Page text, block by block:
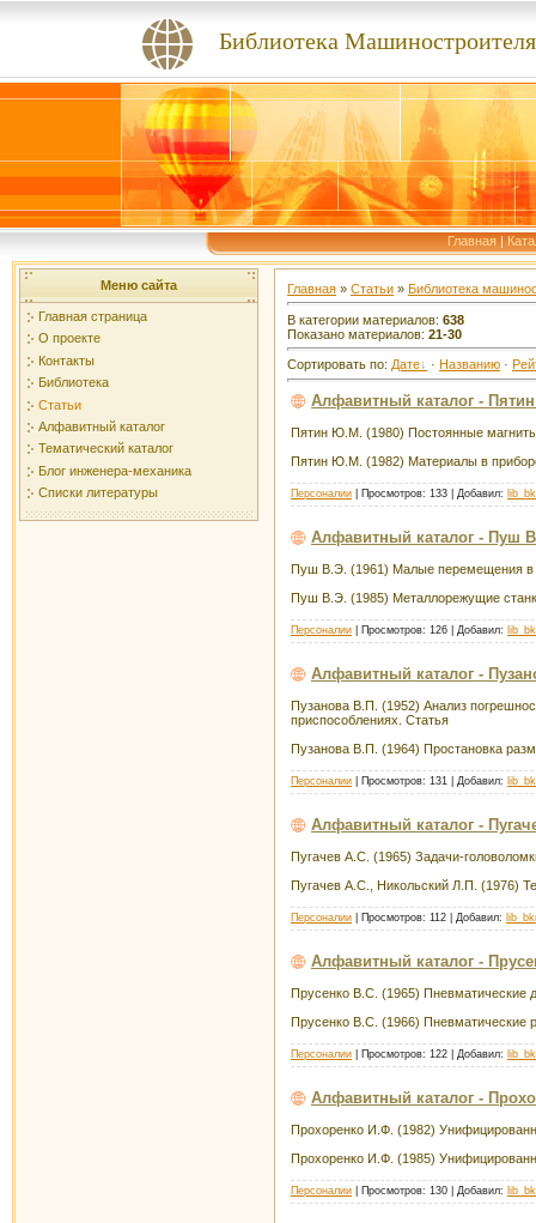
Библиотека Машиностроителя
Главная|
Меню сайта
Главная страница
О проекте
Контакты
Библиотека
Статьи
Алфавитный каталог
Тематический каталог
Блог инженера-механика
Списки литературы
Главная » Статьи » Библиотека
В категории материалов: 638
Показано материалов: 21-30
Сортировать по: Дате · Названию ·
Алфавитный каталог -
Пятин Ю.М. (1980) Постоянные
Пятин Ю.М. (1982) Материалы в
Персоналии | Просмотров: 133 | Добавил:
Алфавитный каталог - Пуш
Пуш В.Э. (1961) Малые перемещения в
Пуш В.Э. (1985) Металлорежущие
Персоналии | Просмотров: 126 | Добавил:
Алфавитный каталог -
Пузанова В.П. (1952) Анализ
приспособлениях. Статья
Пузанова В.П. (1964) Простановка
Персоналии | Просмотров: 131 | Добавил:
Алфавитный каталог -
Пугачев А.С. (1965) Задачи-
Пугачев А.С., Никольский Л.П. (1976)
Персоналии | Просмотров: 112 | Добавил:
Алфавитный каталог -
Прусенко В.С. (1965) Пневматические
Прусенко В.С. (1966) Пневматические
Персоналии | Просмотров: 122 | Добавил:
Алфавитный каталог -
Прохоренко И.Ф. (1982)
Прохоренко И.Ф. (1985)
Персоналии | Просмотров: 130 | Добавил: